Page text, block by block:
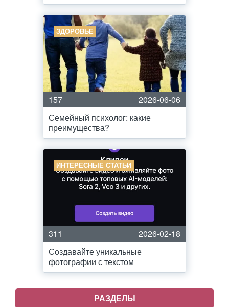
ЗДОРОВЬЕ
157
2026-06-06
Семейный психолог: какие
преимущества?
ИНТЕРЕСНЫЕ СТАТЬИ
311
2026-02-18
Создавайте уникальные
фотографии с текстом
РАЗДЕЛЫ